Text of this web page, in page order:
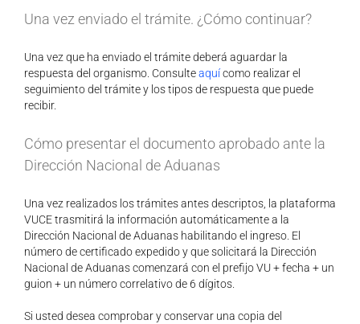
Una vez enviado el trámite. ¿Cómo continuar?
Una vez que ha enviado el trámite deberá aguardar la
respuesta del organismo. Consulteaquícomo realizar el
seguimiento del trámite y los tipos de respuesta que puede
recibir.
Cómo presentar el documento aprobado ante la
Dirección Nacional de Aduanas
Una vez realizados los trámites antes descriptos, la plataforma
VUCE trasmitirá la información automáticamente a la
Dirección Nacional de Aduanas habilitando el ingreso. El
número de certificado expedido y que solicitará la Dirección
Nacional de Aduanas comenzará con el prefijo VU + fecha + un
guion + un número correlativo de 6 dígitos.
Si usted desea comprobar y conservar una copia del